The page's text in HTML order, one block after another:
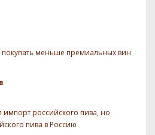
меньше премиальных вин
импорт российского пива, но
пива в Россию